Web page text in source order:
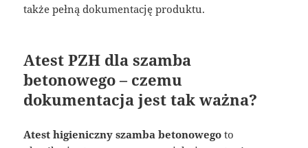
także pełną dokumentację produktu.
Atest PZH dla szamba
betonowego – czemu
dokumentacja jest tak ważna?
Atest higieniczny szamba betonowego to